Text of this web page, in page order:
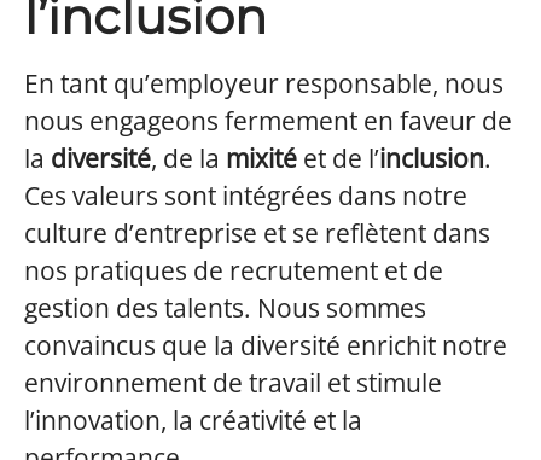
l’inclusion
En tant qu’employeur responsable, nous
nous engageons fermement en faveur de
la diversité, de la mixité et de l’inclusion.
Ces valeurs sont intégrées dans notre
culture d’entreprise et se reflètent dans
nos pratiques de recrutement et de
gestion des talents. Nous sommes
convaincus que la diversité enrichit notre
environnement de travail et stimule
l’innovation, la créativité et la